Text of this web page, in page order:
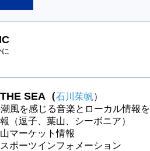
SEA（石川茱帆）
風を感じる音楽とローカル情報を
（逗子、葉山、シーボニア）
マーケット情報
ポーツインフォメーション